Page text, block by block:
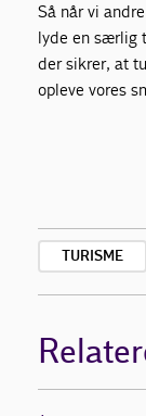
Så når vi
lyde en særlig
der sikrer, at
opleve vores
TURISME